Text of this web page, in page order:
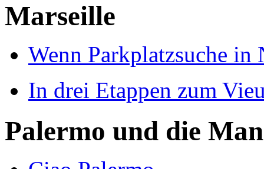
Marseille
Wenn Parkplatzsuche
In drei Etappen zum
Palermo und die